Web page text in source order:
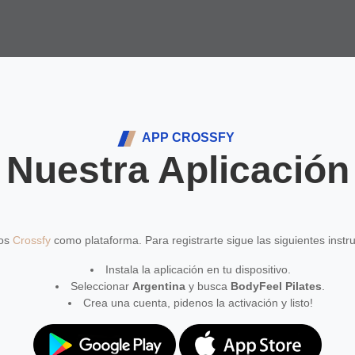
APP CROSSFY
Nuestra Aplicación
Crossfy como plataforma. Para registrarte sigue las siguientes
Instala la aplicación en tu dispositivo.
Seleccionar Argentina y busca BodyFeel Pilates
Crea una cuenta, pidenos la activación y listo!